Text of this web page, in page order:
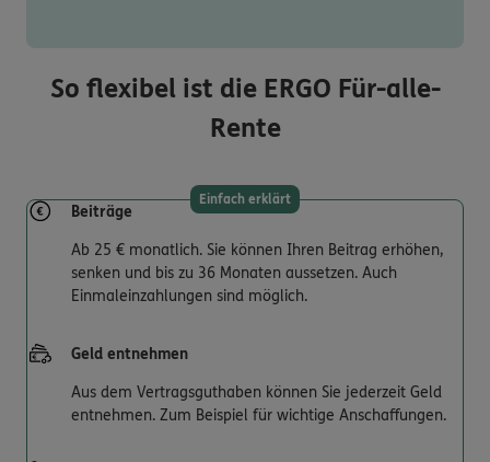
So flexibel ist die ERGO Für-alle-
Rente
Einfach erklärt
Beiträge
Ab 25 € monatlich. Sie können Ihren Beitrag erhöhen,
senken und bis zu 36 Monaten aussetzen. Auch
Einmaleinzahlungen sind möglich.
Geld entnehmen
Aus dem Vertragsguthaben können Sie jederzeit Geld
entnehmen. Zum Beispiel für wichtige Anschaffungen.